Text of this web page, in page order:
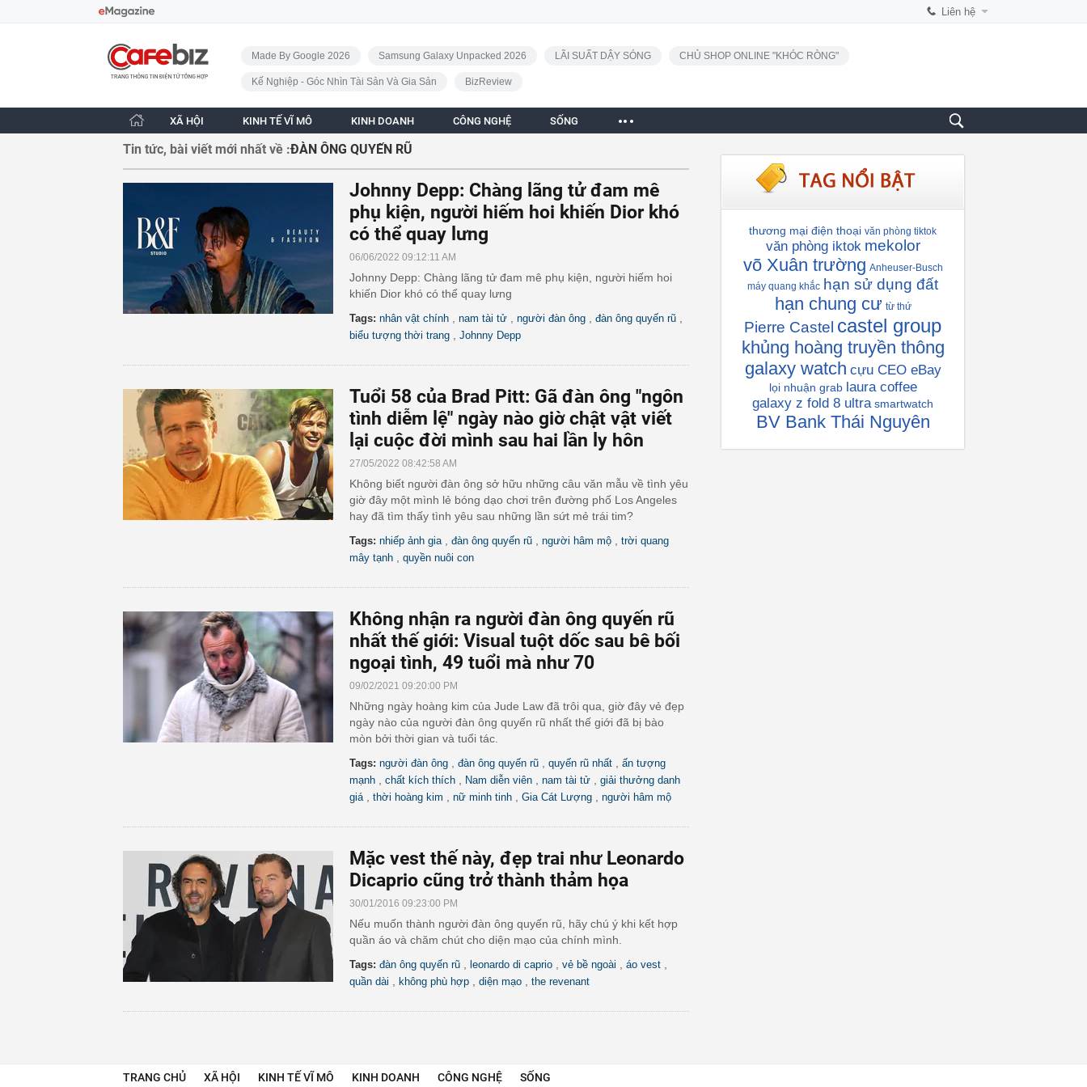
Liên hệ
CafeBiz - Trang chủ
Made By Google 2026
Samsung Galaxy Unpacked 2026 LÃI SUẤT DẬY SÓNG CHỦ SHOP ONLINE "KHÓC RÒNG"
Kế Nghiệp - Góc Nhìn Tài Sản Và Gia Sản BizReview
XÃ HỘI KINH TẾ VĨ MÔ KINH DOANH CÔNG NGHỆ SỐNG
Tin tức, bài viết mới nhất về :ĐÀN ÔNG QUYẾN RŨ
Johnny Depp: Chàng lãng tử đam mê
phụ kiện, người hiếm hoi khiến Dior khó
có thể quay lưng
06/06/2022 09:12:11 AM
Johnny Depp: Chàng lãng tử đam mê phụ kiện, người hiếm hoi
khiến Dior khó có thể quay lưng
Tags: nhân vật chính nam tài tử người đàn ông đàn ông quyến rũ
biểu tượng thời trang Johnny Depp
Tuổi 58 của Brad Pitt: Gã đàn ông "ngôn
tình diễm lệ" ngày nào giờ chật vật viết
lại cuộc đời mình sau hai lần ly hôn
27/05/2022 08:42:58 AM
Không biết người đàn ông sở hữu những câu văn mẫu về tình yêu
giờ đây một mình lẻ bóng dạo chơi trên đường phố Los Angeles
hay đã tìm thấy tình yêu sau những lần sứt mẻ trái tim?
Tags: nhiếp ảnh gia đàn ông quyến rũ người hâm mộ
trời quang
mây tạnh
quyền nuôi con
Không nhận ra người đàn ông quyến rũ
nhất thế giới: Visual tuột dốc sau bê bối
ngoại tình, 49 tuổi mà như 70
09/02/2021 09:20:00 PM
Những ngày hoàng kim của Jude Law đã trôi qua, giờ đây vẻ đẹp
ngày nào của người đàn ông quyến rũ nhất thế giới đã bị bào
mòn bởi thời gian và tuổi tác.
Tags: người đàn ông đàn ông quyến rũ quyến rũ nhất
ấn tượng
mạnh
chất kích thích Nam diễn viên nam tài tử
giải thưởng danh
giá
thời hoàng kim nữ minh tinh Gia Cát Lượng người hâm mộ
Mặc vest thế này, đẹp trai như Leonardo
Dicaprio cũng trở thành thảm họa
30/01/2016 09:23:00 PM
Nếu muốn thành người đàn ông quyến rũ, hãy chú ý khi kết hợp
quần áo và chăm chút cho diện mạo của chính mình.
Tags: đàn ông quyến rũ leonardo di caprio vẻ bề ngoài áo vest
quần dài không phù hợp diện mạo the revenant
thương mại điện thoại văn phòng tiktok
văn phòng iktok mekolor
võ Xuân trường Anheuser-Busch
máy quang khắc hạn sử dụng đất
hạn chung cư từ thứ
Pierre Castel castel group
khủng hoàng truyền thông
galaxy watch cựu CEO eBay
lọi nhuận grab laura coffee
galaxy z fold 8 ultra smartwatch
BV Bank Thái Nguyên
TRANG CHỦ XÃ HỘI KINH TẾ VĨ MÔ KINH DOANH CÔNG NGHỆ SỐNG